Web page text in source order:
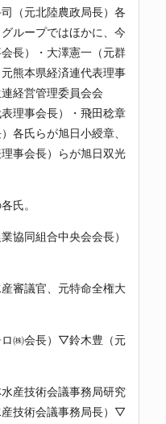
（元北陸農政局長）各
ループではほかに、今
長）・大澤憲一（元群
熊本県経済連代表理事
経営管理委員会会
理事会長）・飛田稔章
各氏らが旭日小綬章、
事会長）らが旭日双光
氏。
協同組合中央会会長）
審議官、元特命全権大
ロ㈱会長）▽鈴木豊（元
産技術会議事務局研究
技術会議事務局長）▽